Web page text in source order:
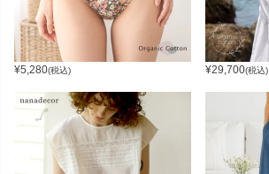
¥5,280(税込) ¥29,700(税込)